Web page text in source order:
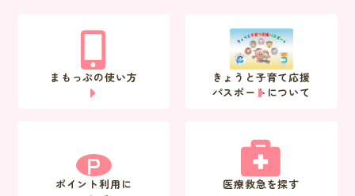
まもっぷの使い方
きょうと子育て応援
パスポートについて
P
ポイント利用に
医療救急を探す